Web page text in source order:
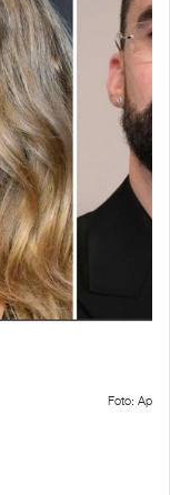
Foto: Ap